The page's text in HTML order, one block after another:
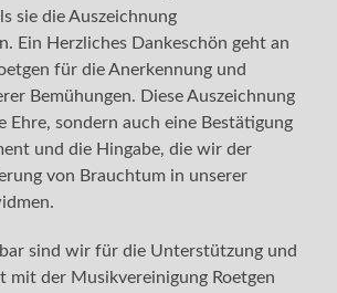
sie die Auszeichnung
Ein Herzliches Dankeschön geht an
für die Anerkennung und
Bemühungen. Diese Auszeichnung
Ehre, sondern auch eine Bestätigung
und die Hingabe, die wir der
von Brauchtum in unserer
sind wir für die Unterstützung und
mit der Musikvereinigung Roetgen